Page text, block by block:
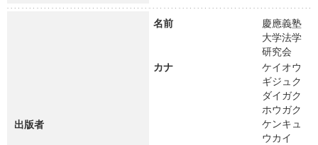
出版者
名前
慶應義塾
大学法学
研究会
カナ
ケイオウ
ギジュク
ダイガク
ホウガク
ケンキュ
ウカイ